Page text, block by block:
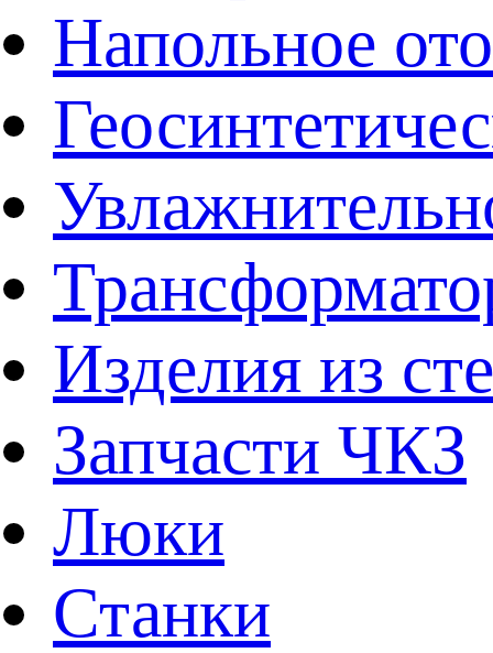
Напольное
Изделия из
Запчасти ЧКЗ
Люки
Станки